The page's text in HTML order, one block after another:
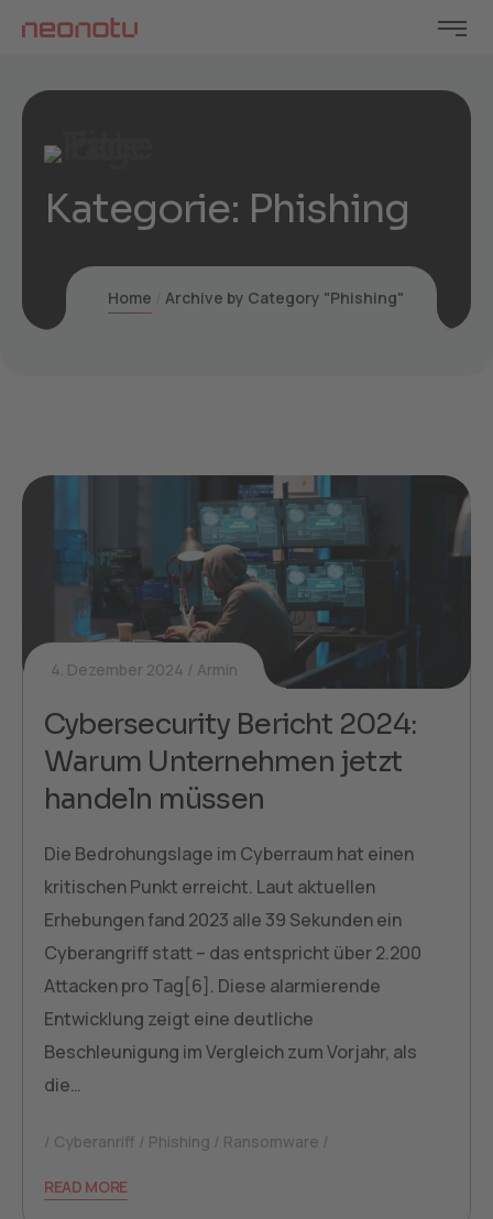
Kategorie: Phishing
Home Archive by Category "Phishing"
4. Dezember 2024 Armin
Cybersecurity Bericht 2024:
Warum Unternehmen jetzt
handeln müssen
Die Bedrohungslage im Cyberraum hat einen
kritischen Punkt erreicht. Laut aktuellen
Erhebungen fand 2023 alle 39 Sekunden ein
Cyberangriff statt – das entspricht über 2.200
Attacken pro Tag[6]. Diese alarmierende
Entwicklung zeigt eine deutliche
Beschleunigung im Vergleich zum Vorjahr, als
die…
Cyberanriff Phishing Ransomware
READ MORE